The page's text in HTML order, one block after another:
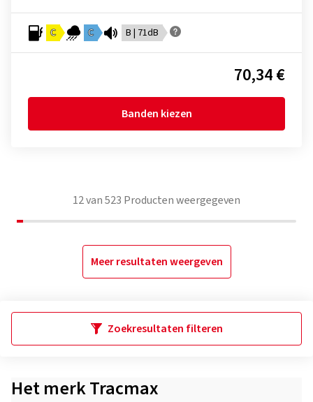
C C B | 71dB
70,34 €
Banden kiezen
12van523 Producten weergegeven
Meer resultaten weergeven
Zoekresultaten filteren
Het merk Tracmax